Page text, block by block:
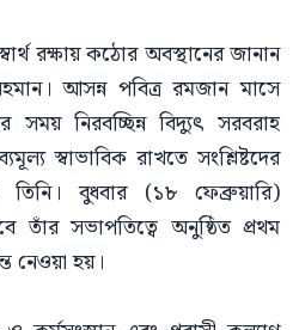
রক্ষায় কঠোর অবস্থানের জানান
আসন্ন পবিত্র রমজান মাসে
নিরবচ্ছিন্ন বিদ্যুৎ সরবরাহ
স্বাভাবিক রাখতে সংশ্লিষ্টদের
তিনি। বুধবার (১৮ ফেব্রুয়ারি)
তাঁর সভাপতিত্বে অনুষ্ঠিত প্রথম
নেওয়া হয়।